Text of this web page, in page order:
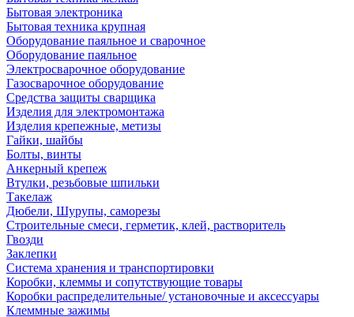
Бытовая электроника
Бытовая техника крупная
Оборудование паяльное и сварочное
Оборудование паяльное
Электросварочное оборудование
Газосварочное оборудование
Средства защиты сварщика
Изделия для электромонтажа
Изделия крепежные, метизы
Гайки, шайбы
Болты, винты
Анкерный крепеж
Втулки, резьбовые шпильки
Такелаж
Дюбели, Шурупы, саморезы
Строительные смеси, герметик, клей, растворитель
Гвозди
Заклепки
Система хранения и транспортировки
Коробки, клеммы и сопутствующие товары
Коробки распределительные/ установочные и аксессуары
Клеммные зажимы